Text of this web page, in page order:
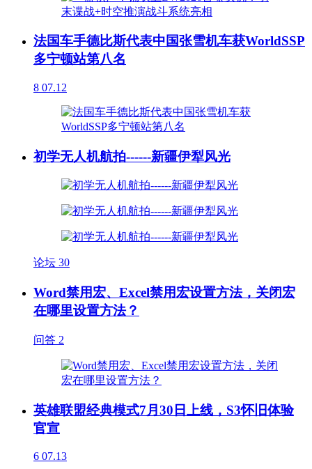
法国车手德比斯代表中国张雪机车获WorldSSP
多宁顿站第八名
8 07.12
初学无人机航拍------新疆伊犁风光
论坛 30
Word禁用宏、Excel禁用宏设置方法，关闭宏
在哪里设置方法？
问答 2
英雄联盟经典模式7月30日上线，S3怀旧体验
官宣
6 07.13